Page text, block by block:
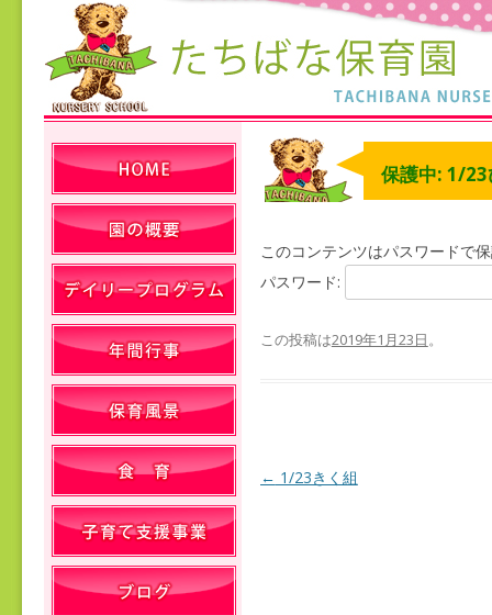
保護中: 1/23
このコンテンツはパスワードで
パスワード:
この投稿は2019年1月23日。
投稿ナビゲーション
← 1/23きく組